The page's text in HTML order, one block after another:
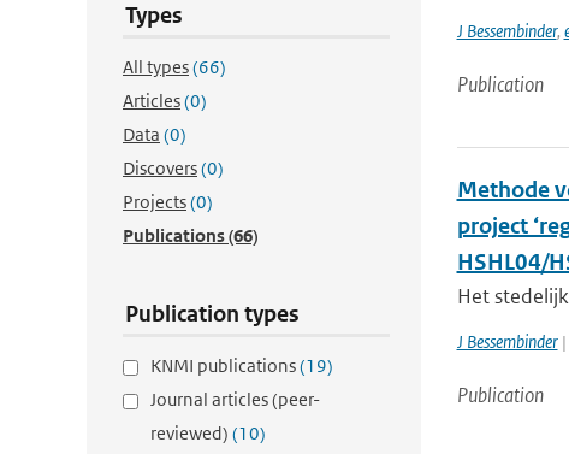
Types
All types(66)
Articles(0)
Data (0)
Discovers(0)
Projects(0)
Publications(66)
Publication types
KNMI publications(19)
Journal articles (peer-
reviewed) (10)
J Bessembinder,
Publication
Methode
project
HSHL04/
Het
J Bessembinder|
Publication